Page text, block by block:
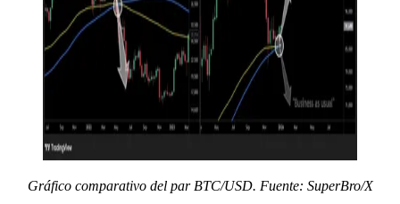
Gráfico comparativo del par BTC/USD. Fuente: SuperBro/X